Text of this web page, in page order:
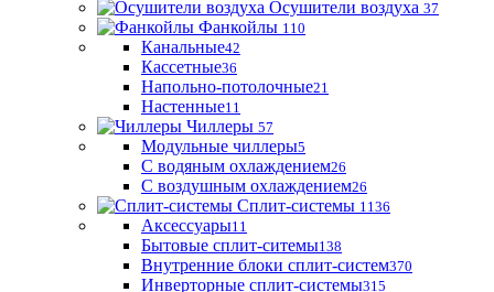
Осушители воздуха 37
Фанкойлы 110
Канальные42
Кассетные36
Напольно-потолочные21
Настенные11
Чиллеры 57
Модульные чиллеры5
С водяным охлаждением26
С воздушным охлаждением26
Сплит-системы 1136
Аксессуары11
Бытовые сплит-ситемы138
Внутренние блоки сплит-систем370
Инверторные сплит-системы315